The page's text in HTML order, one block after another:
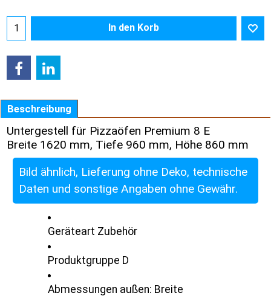
In den Korb
Beschreibung
Untergestell für Pizzaöfen Premium 8 E
Breite 1620 mm, Tiefe 960 mm, Höhe 860 mm
Bild ähnlich, Lieferung ohne Deko, technische
Daten und sonstige Angaben ohne Gewähr.
Geräteart Zubehör
Produktgruppe D
Abmessungen außen: Breite